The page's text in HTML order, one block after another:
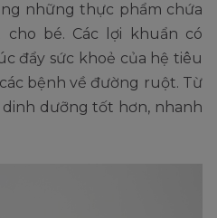
những thực phẩm chứa
bé. Các lợi khuẩn có
đẩy sức khoẻ của hệ tiêu
bệnh về đường ruột. Từ
dưỡng tốt hơn, nhanh